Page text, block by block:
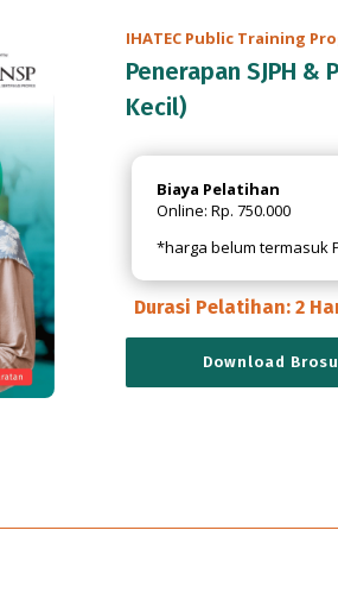
IHATEC Public Training
Penerapan SJPH &
Kecil)
Biaya Pelatihan
Online: Rp. 750.000
*harga belum termasuk
Durasi Pelatihan: 2
Download